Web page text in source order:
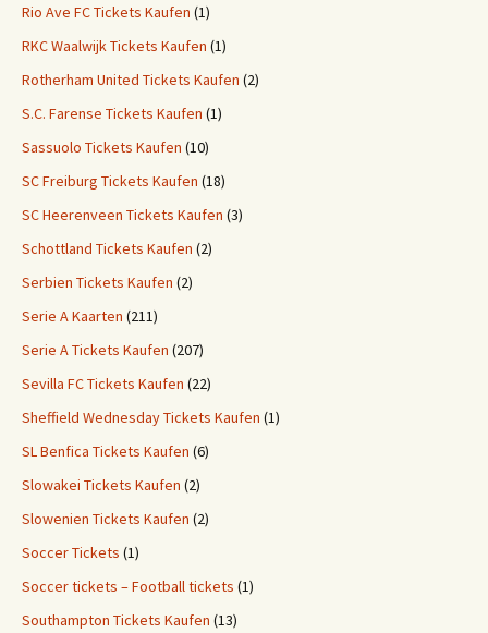
Rio Ave FC Tickets Kaufen (1)
RKC Waalwijk Tickets Kaufen (1)
Rotherham United Tickets Kaufen (2)
S.C. Farense Tickets Kaufen (1)
Sassuolo Tickets Kaufen (10)
SC Freiburg Tickets Kaufen (18)
SC Heerenveen Tickets Kaufen (3)
Schottland Tickets Kaufen (2)
Serbien Tickets Kaufen (2)
Serie A Kaarten (211)
Serie A Tickets Kaufen (207)
Sevilla FC Tickets Kaufen (22)
Sheffield Wednesday Tickets Kaufen (1)
SL Benfica Tickets Kaufen (6)
Slowakei Tickets Kaufen (2)
Slowenien Tickets Kaufen (2)
Soccer Tickets (1)
Soccer tickets – Football tickets (1)
Southampton Tickets Kaufen (13)